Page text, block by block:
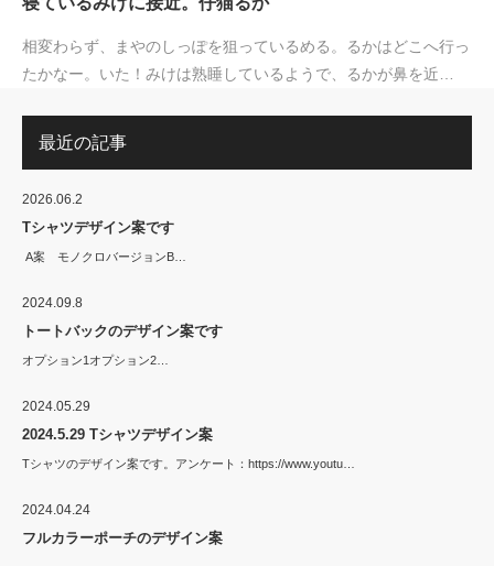
相変わらず、まやのしっぽを狙っているめる。るかはどこへ行っ
たかなー。いた！みけは熟睡しているようで、るかが鼻を近…
最近の記事
2026.06.2
Tシャツデザイン案です
A案 モノクロバージョンB…
2024.09.8
トートバックのデザイン案です
オプション1オプション2…
2024.05.29
2024.5.29 Tシャツデザイン案
Tシャツのデザイン案です。アンケート：https://www.youtu…
2024.04.24
フルカラーポーチのデザイン案